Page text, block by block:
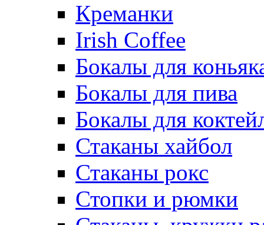
Креманки
Irish Coffee
Бокалы для
Бокалы для пива
Бокалы для
Стаканы хайбол
Стаканы рокс
Стопки и рюмки